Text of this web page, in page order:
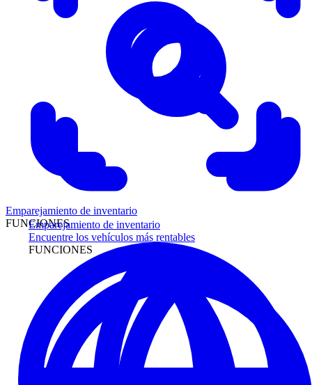
Emparejamiento de inventario
Encuentre los vehículos más rentables
FUNCIONES
Emparejamiento de inventario
FUNCIONES